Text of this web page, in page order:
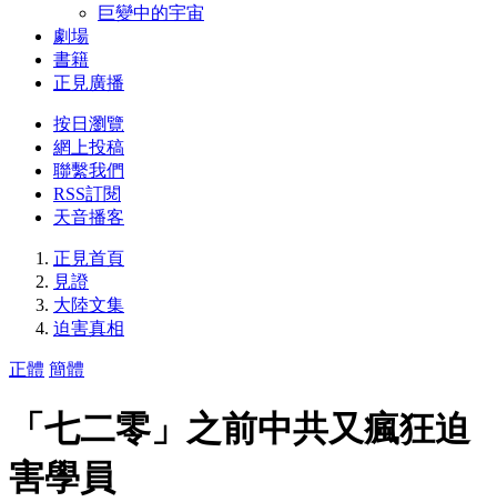
巨變中的宇宙
劇場
書籍
正見廣播
按日瀏覽
網上投稿
聯繫我們
RSS訂閱
天音播客
正見首頁
見證
大陸文集
迫害真相
正體 簡體
「七二零」之前中共又瘋狂迫
害學員